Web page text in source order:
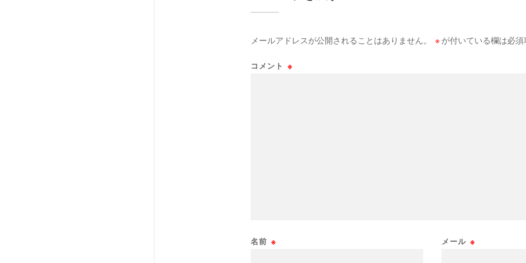
メールアドレスが公開されることはありません。 ※が付いている欄は必須
コメント ※
名前 ※ メール ※